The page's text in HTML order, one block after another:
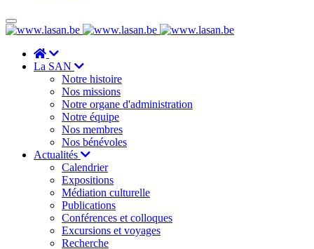
La SAN
Notre histoire
Nos missions
Notre organe d'administration
Notre équipe
Nos membres
Nos bénévoles
Actualités
Calendrier
Expositions
Médiation culturelle
Publications
Conférences et colloques
Excursions et voyages
Recherche